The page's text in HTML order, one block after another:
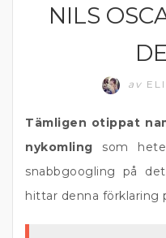
ÖL
NILS
av
Tämligen otippat
nykomling som
snabbgoogling på
hittar denna förklaring